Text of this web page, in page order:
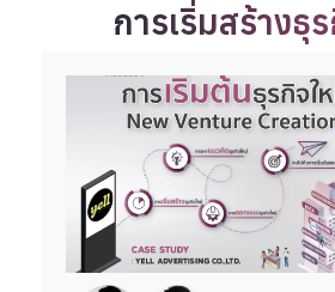
การเริ่มสร้างธุ